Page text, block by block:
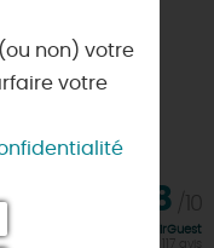
9,8
Note FairGuest
non) votre
votre